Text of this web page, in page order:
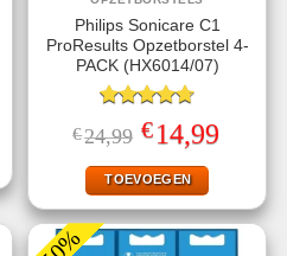
Philips Sonicare C1
ProResults Opzetborstel 4-
PACK (HX6014/07)
Gewaardeerd
4.75uit 5
€24,99 Oorspronkelijke
prijs
was:
€24,99.
€14,99Huidige
prijs
TOEVOEGEN